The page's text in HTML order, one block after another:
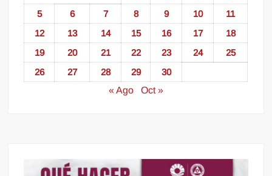
5
6 7 8 9 10
11
12
13 14 15 16 17
18
19
20 21 22 23 24
25
26
27 28 29
30
« Ago
Oct »